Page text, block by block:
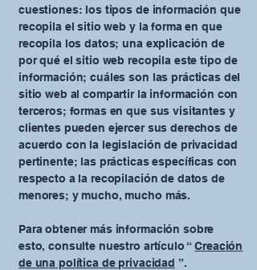
cuestiones: los tipos de información que
recopila el sitio web y la forma en que
recopila los datos; una explicación de
por qué el sitio web recopila este tipo de
información; cuáles son las prácticas del
sitio web al compartir la información con
terceros; formas en que sus visitantes y
clientes pueden ejercer sus derechos de
acuerdo con la legislación de privacidad
pertinente; las prácticas específicas con
respecto a la recopilación de datos de
menores; y mucho, mucho más.
Para obtener más información sobre
esto, consulte nuestro artículo “Creación
de una política de privacidad ”.